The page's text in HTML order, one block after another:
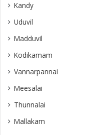
Kandy
Uduvil
Madduvil
Kodikamam
Vannarpannai
Meesalai
Thunnalai
Mallakam